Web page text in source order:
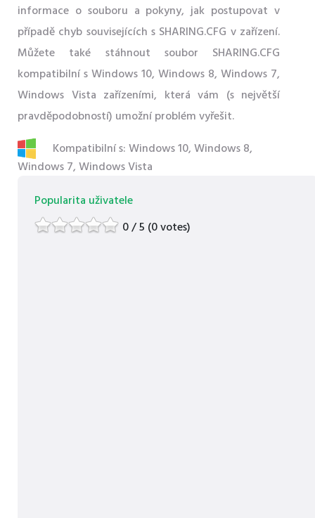
informace o souboru a pokyny, jak postupovat v
případě chyb souvisejících s SHARING.CFG v zařízení.
Můžete také stáhnout soubor SHARING.CFG
kompatibilní s Windows 10, Windows 8, Windows 7,
Windows Vista zařízeními, která vám (s největší
pravděpodobností) umožní problém vyřešit.
Kompatibilní s: Windows 10, Windows 8,
Windows 7, Windows Vista
Popularita uživatele
0 / 5 (0 votes)